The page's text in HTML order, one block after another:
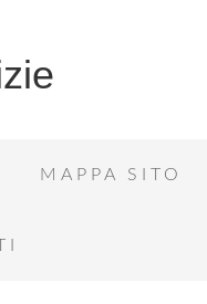
MAPPA SITO